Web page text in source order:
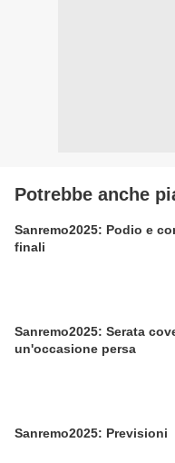
Potrebbe anche
Sanremo2025: Podio e
finali
Sanremo2025: Serata
un'occasione persa
Sanremo2025: Previsioni